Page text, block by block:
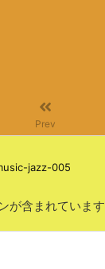
Prev
jazz-005
が含まれています